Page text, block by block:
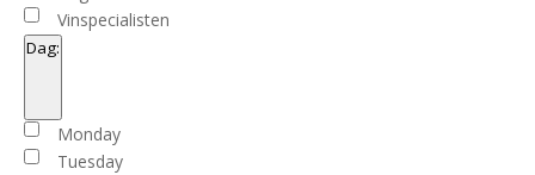
Vinspecialisten
Dag:
filterClose
Dag
Monday
Tuesday